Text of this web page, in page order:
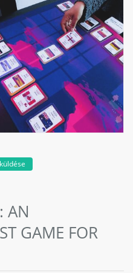
AN
GAME FOR